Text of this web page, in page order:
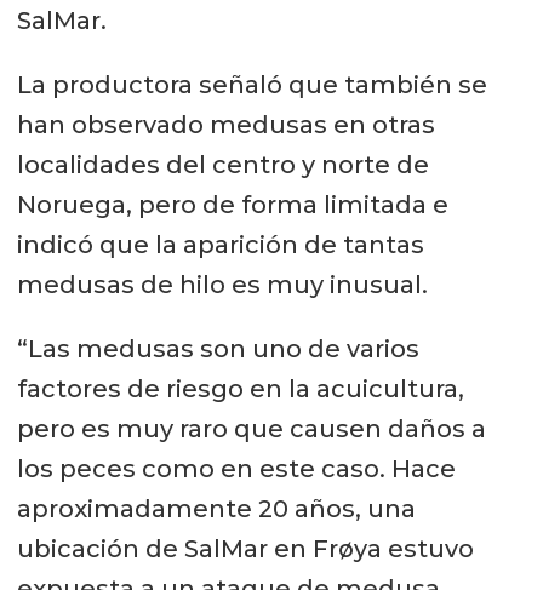
SalMar.
La productora señaló que también se
han observado medusas en otras
localidades del centro y norte de
Noruega, pero de forma limitada e
indicó que la aparición de tantas
medusas de hilo es muy inusual.
“Las medusas son uno de varios
factores de riesgo en la acuicultura,
pero es muy raro que causen daños a
los peces como en este caso. Hace
aproximadamente 20 años, una
ubicación de SalMar en Frøya estuvo